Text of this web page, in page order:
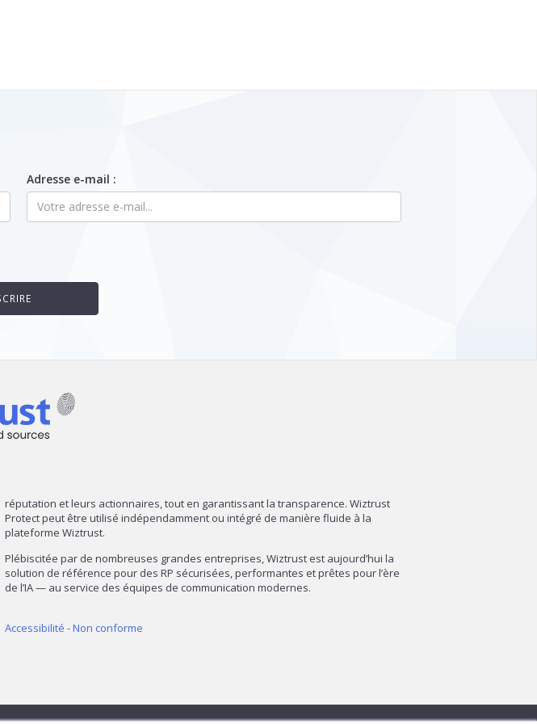
Adresse e-mail :
réputation et leurs actionnaires, tout en garantissant la transparence. Wiztrust
Protect peut être utilisé indépendamment ou intégré de manière fluide à la
plateforme Wiztrust.
Plébiscitée par de nombreuses grandes entreprises, Wiztrust est aujourd’hui la
solution de référence pour des RP sécurisées, performantes et prêtes pour l’ère
de l’IA — au service des équipes de communication modernes.
Accessibilité - Non conforme